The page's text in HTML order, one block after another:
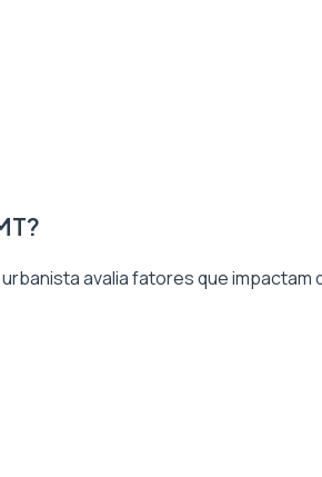
avalia fatores que impactam